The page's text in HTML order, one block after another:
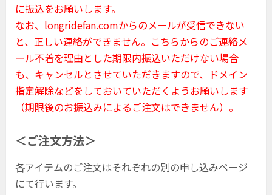
に振込をお願いします。
なお、longridefan.comからのメールが受信できない
と、正しい連絡ができません。こちらからのご連絡メ
ール不着を理由とした期限内振込いただけない場合
も、キャンセルとさせていただきますので、ドメイン
指定解除などをしておいていただくようお願いします
（期限後のお振込みによるご注文はできません）。
＜ご注文方法＞
各アイテムのご注文はそれぞれの別の申し込みページ
にて行います。